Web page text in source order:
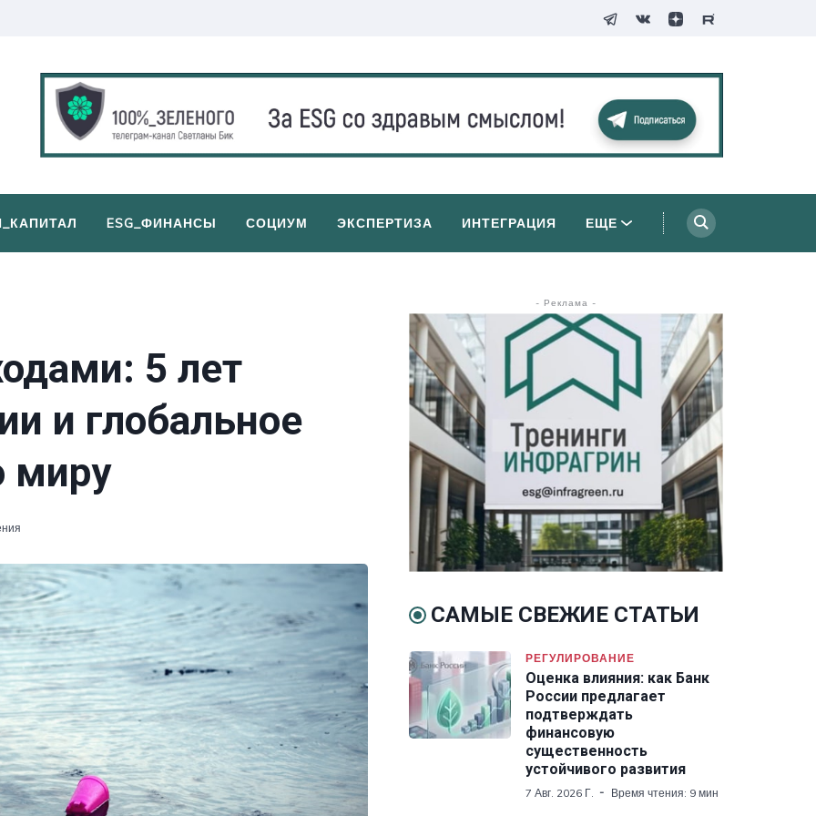
ESG_ФИНАНСЫ СОЦИУМ ЭКСПЕРТИЗА ИНТЕГРАЦИЯ ЕЩЕ
5 лет
и глобальное
миру
- Реклама -
САМЫЕ СВЕЖИЕ СТАТЬИ
РЕГУЛИРОВАНИЕ
Оценка влияния: как Банк
России предлагает
подтверждать
финансовую
существенность
устойчивого развития
7 Авг. 2026 Г. Время чтения: 9 мин